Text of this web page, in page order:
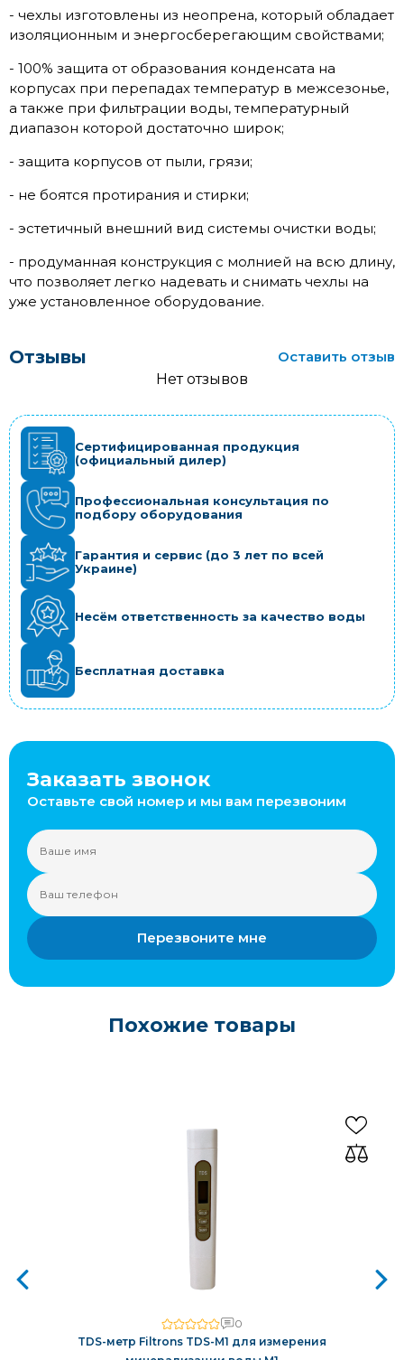
- чехлы изготовлены из неопрена, который обладает
изоляционным и энергосберегающим свойствами;
- 100% защита от образования конденсата на
корпусах при перепадах температур в межсезонье,
а также при фильтрации воды, температурный
диапазон которой достаточно широк;
- защита корпусов от пыли, грязи;
- не боятся протирания и стирки;
- эстетичный внешний вид системы очистки воды;
- продуманная конструкция с молнией на всю длину,
что позволяет легко надевать и снимать чехлы на
уже установленное оборудование.
Отзывы
Оставить отзыв
Нет отзывов
Сертифицированная продукция
(официальный дилер)
Профессиональная консультация по
подбору оборудования
Гарантия и сервис (до 3 лет по всей
Украине)
Несём ответственность за качество воды
Бесплатная доставка
Заказать звонок
Оставьте свой номер и мы вам перезвоним
Перезвоните мне
Похожие товары
0
TDS-метр Filtrons TDS-M1 для измерения